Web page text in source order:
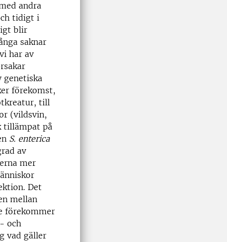
andra
tidigt i
blir
saknar
har av
genetiska
förekomst,
till
(vildsvin,
tillämpat på
S. enterica
av
mer
Det
mellan
förekommer
och
vad gäller